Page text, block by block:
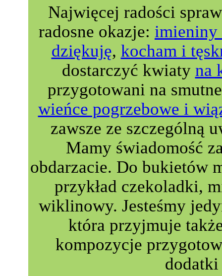
Najwięcej radości
radosne okazje: imieniny
dziękuję, kocham i
dostarczyć kwiaty na
przygotowani na
wieńce pogrzebowe i
zawsze ze szczególną
Mamy świadomość
obdarzacie. Do bukietów
przykład czekoladki,
wiklinowy. Jesteśmy
która przyjmuje
kompozycje